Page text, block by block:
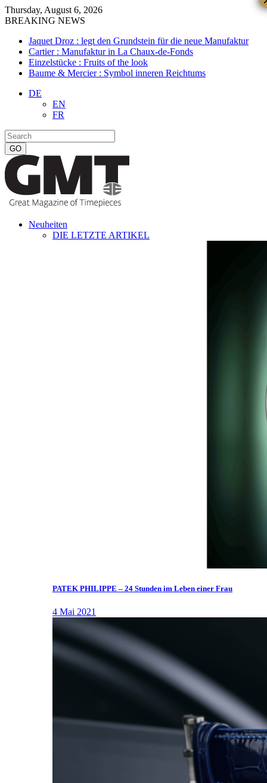
Thursday, August 6, 2026
BREAKING NEWS
Jaquet Droz : legt den Grundstein für die neue Manufaktur
Cartier : Manufaktur in La Chaux-de-Fonds
Einzelstücke : Fruits of the look
Baume & Mercier : Symbol inneren Reichtums
DE
EN
FR
Neuheiten
DIE LETZTE ARTIKEL
PATEK PHILIPPE – 24 Stunden im Leben einer Frau
4 Mai 2021